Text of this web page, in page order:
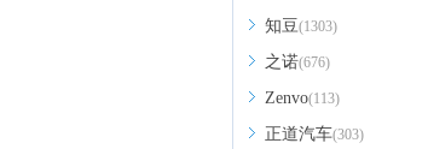
知豆(1303)
之诺(676)
Zenvo(113)
正道汽车(303)